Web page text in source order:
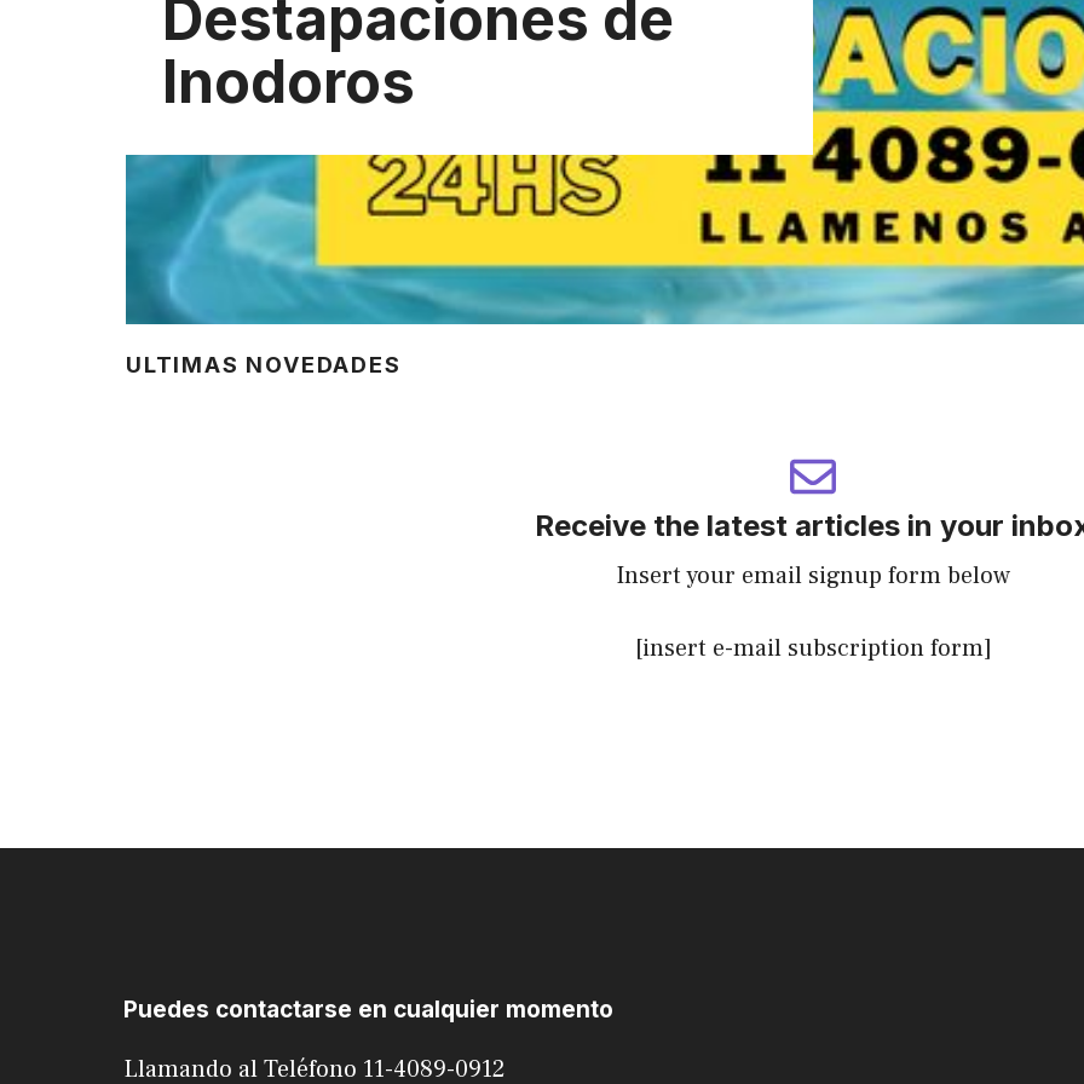
Destapaciones de
Inodoros
ULTIMAS NOVEDADES
Receive the latest articles in your
Insert your email signup form below
[insert e-mail subscription form]
Puedes contactarse en cualquier momento
Llamando al Teléfono 11-4089-0912